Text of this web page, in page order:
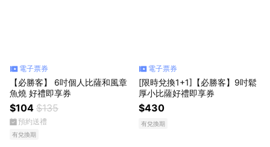
電子票券
【必勝客】 6吋個人比薩和風章
魚燒 好禮即享券
$104 $135
預約送禮
有兌換期
電子票券
[限時兌換1+1]【必勝客】9吋鬆
厚小比薩好禮即享券
$430
有兌換期